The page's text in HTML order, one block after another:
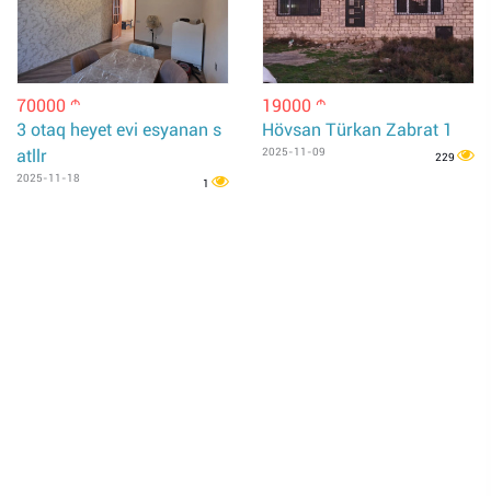
70000 m
3 otaq heyet evi esyanan s
atllr
2025-11-18 1
19000 m
Hövsan Türkan Zabrat 1
2025-11-09 229